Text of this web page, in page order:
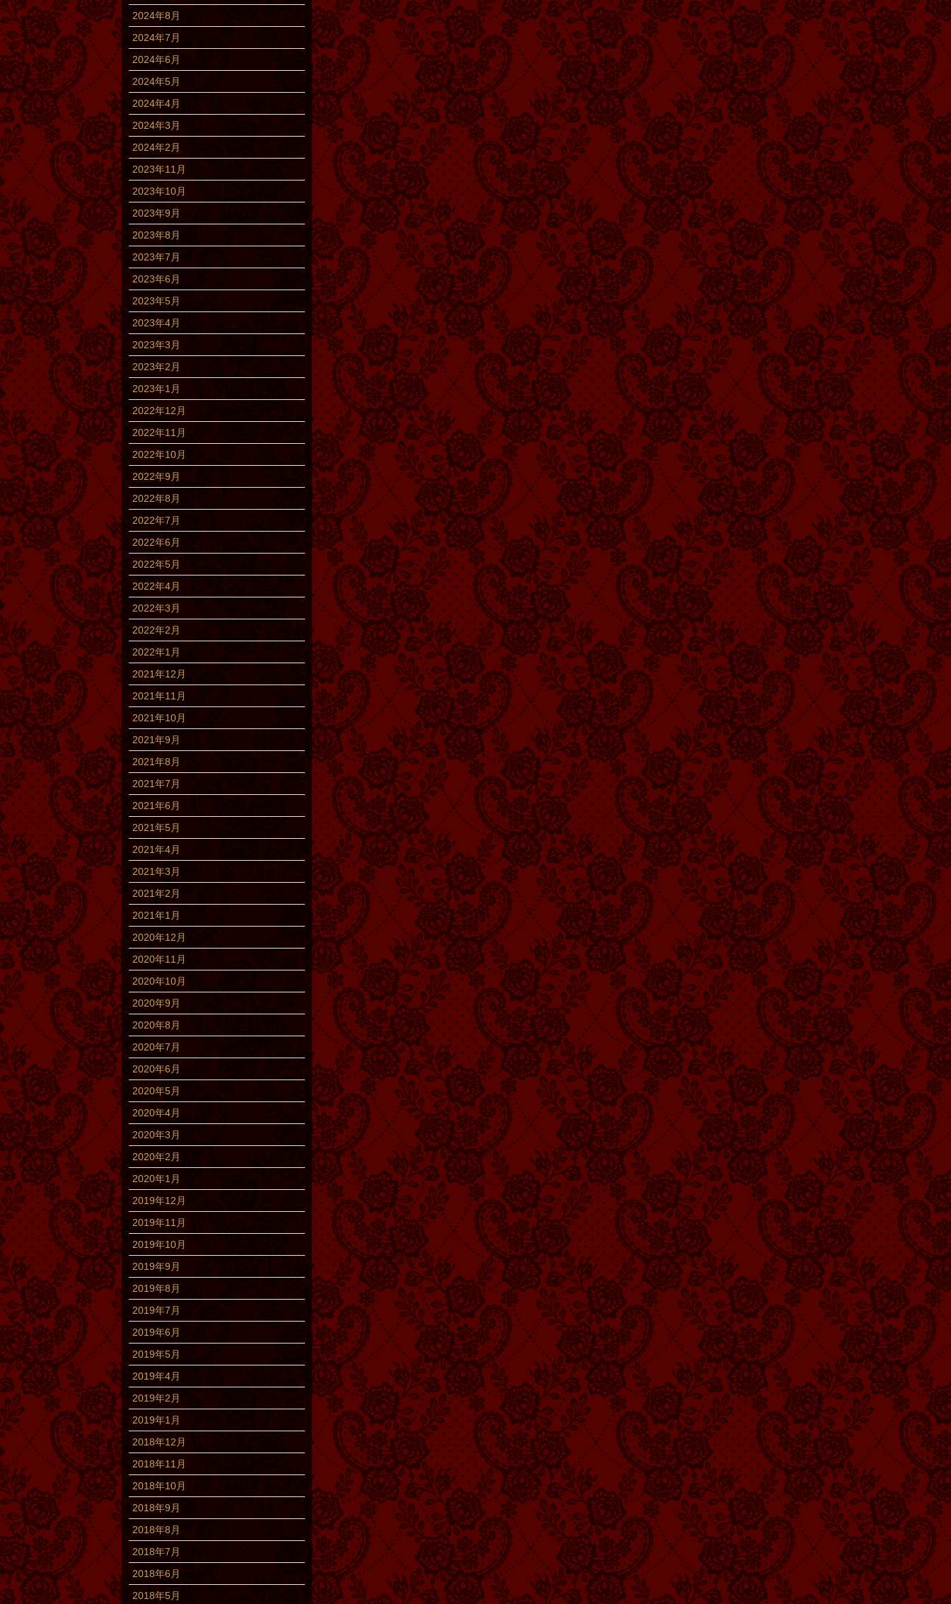
2024年8月
2024年7月
2024年6月
2024年5月
2024年4月
2024年3月
2024年2月
2023年11月
2023年10月
2023年9月
2023年8月
2023年7月
2023年6月
2023年5月
2023年4月
2023年3月
2023年2月
2023年1月
2022年12月
2022年11月
2022年10月
2022年9月
2022年8月
2022年7月
2022年6月
2022年5月
2022年4月
2022年3月
2022年2月
2022年1月
2021年12月
2021年11月
2021年10月
2021年9月
2021年8月
2021年7月
2021年6月
2021年5月
2021年4月
2021年3月
2021年2月
2021年1月
2020年12月
2020年11月
2020年10月
2020年9月
2020年8月
2020年7月
2020年6月
2020年5月
2020年4月
2020年3月
2020年2月
2020年1月
2019年12月
2019年11月
2019年10月
2019年9月
2019年8月
2019年7月
2019年6月
2019年5月
2019年4月
2019年2月
2019年1月
2018年12月
2018年11月
2018年10月
2018年9月
2018年8月
2018年7月
2018年6月
2018年5月